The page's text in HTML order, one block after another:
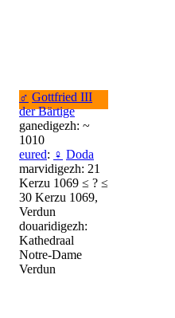
♂ Gottfried III
der Bärtige
ganedigezh: ~
1010
eured: ♀ Doda
marvidigezh: 21
Kerzu 1069 ≤ ? ≤
30 Kerzu 1069,
Verdun
douaridigezh:
Kathedraal
Notre-Dame
Verdun